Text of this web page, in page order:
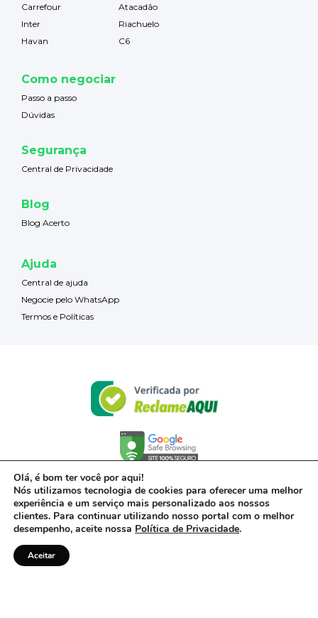
Carrefour
Atacadão
Inter
Riachuelo
Havan
C6
Como negociar
Passo a passo
Dúvidas
Segurança
Central de Privacidade
Blog
Blog Acerto
Ajuda
Central de ajuda
Negocie pelo WhatsApp
Termos e Políticas
Olá, é bom ter você por aqui!
Nós utilizamos tecnologia de cookies para oferecer uma melhor
experiência e um serviço mais personalizado aos nossos
clientes. Para continuar utilizando nosso portal com o melhor
desempenho, aceite nossa Política de Privacidade.
Aceitar